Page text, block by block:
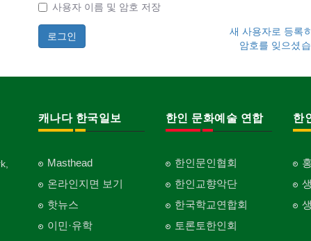
사용자 이름 및 암호 저장
새 사용자로 등록
암호를 잊으셨
캐나다 한국일보
Masthead
온라인지면 보기
핫뉴스
이민·유학
한인 문화예술 연합
한인문인협회
한인교향악단
한국학교연합회
토론토한인회
한